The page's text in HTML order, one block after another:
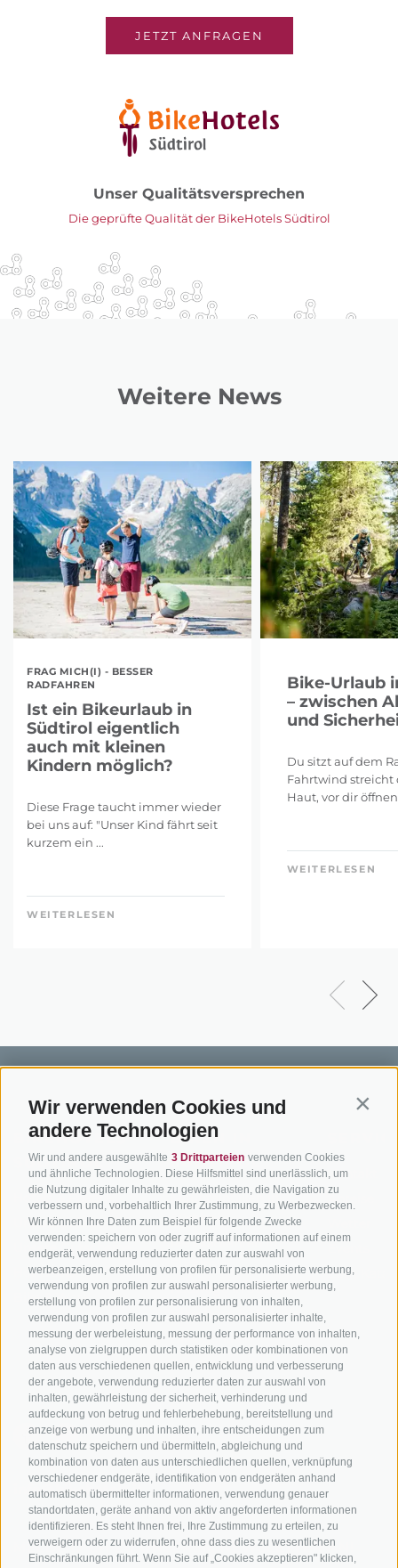
Wir verwenden Cookies und
andere Technologien
Wir und andere ausgewählte 3 Drittparteien verwenden Cookies
und ähnliche Technologien. Diese Hilfsmittel sind unerlässlich, um
die Nutzung digitaler Inhalte zu gewährleisten, die Navigation zu
verbessern und, vorbehaltlich Ihrer Zustimmung, zu Werbezwecken.
Wir können Ihre Daten zum Beispiel für folgende Zwecke
verwenden: speichern von oder zugriff auf informationen auf einem
endgerät, verwendung reduzierter daten zur auswahl von
werbeanzeigen, erstellung von profilen für personalisierte werbung,
verwendung von profilen zur auswahl personalisierter werbung,
erstellung von profilen zur personalisierung von inhalten,
verwendung von profilen zur auswahl personalisierter inhalte,
messung der werbeleistung, messung der performance von inhalten,
analyse von zielgruppen durch statistiken oder kombinationen von
daten aus verschiedenen quellen, entwicklung und verbesserung
der angebote, verwendung reduzierter daten zur auswahl von
inhalten, gewährleistung der sicherheit, verhinderung und
aufdeckung von betrug und fehlerbehebung, bereitstellung und
anzeige von werbung und inhalten, ihre entscheidungen zum
datenschutz speichern und übermitteln, abgleichung und
kombination von daten aus unterschiedlichen quellen, verknüpfung
verschiedener endgeräte, identifikation von endgeräten anhand
automatisch übermittelter informationen, verwendung genauer
standortdaten, geräte anhand von aktiv angeforderten informationen
identifizieren. Es steht Ihnen frei, Ihre Zustimmung zu erteilen, zu
verweigern oder zu widerrufen, ohne dass dies zu wesentlichen
Einschränkungen führt. Wenn Sie auf „Cookies akzeptieren" klicken,
JETZT ANFRAGEN
Unser Qualitätsversprechen
Die geprüfte Qualität der BikeHotels Südtirol
Weitere News
FRAG MICH(I) - BESSER
RADFAHREN
Ist ein Bikeurlaub in
Südtirol eigentlich
auch mit kleinen
Kindern möglich?
Diese Frage taucht immer wieder
bei uns auf: "Unser Kind fährt seit
kurzem ein ...
WEITERLESEN
Bike-Urlaub
– zwischen
und
Du sitzt auf dem
Fahrtwind streicht
Haut, vor dir öffnen
WEITERLESEN
BIKEHOTELS
SÜDTIROL
Hotels & Pakete
Urlaubspakete
Unsere Gutscheine
Hot Deals
Bike & Work
BIKEN IN
SÜDTIROL
Mountainbiken in
Südtirol
Rennradfahren in
Südtirol
Radwege in Südtirol
Bikeshops & Verleihe
Bike-Schulen
Tourenzentrale
Kontakt
Anreise
Zum
info@bikehotels.it
MELDE DICH ZU UNSEREM NEWSLETTER AN!